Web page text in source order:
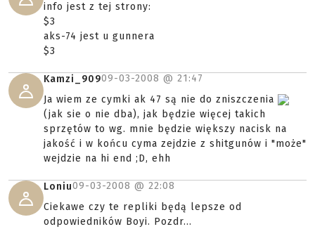
info jest z tej strony:
$3
aks-74 jest u gunnera
$3
Kamzi_90909-03-2008 @ 21:47
Ja wiem ze cymki ak 47 są nie do zniszczenia
(jak sie o nie dba), jak będzie więcej takich
sprzętów to wg. mnie będzie większy nacisk na
jakość i w końcu cyma zejdzie z shitgunów i "może"
wejdzie na hi end ;D, ehh
Loniu09-03-2008 @ 22:08
Ciekawe czy te repliki będą lepsze od
odpowiedników Boyi. Pozdr...